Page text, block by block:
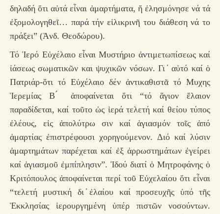
δηλαδή ὅτι αὐτά εἶναι ἁμαρτήματα, ἤ ἐλησμόνησε νά τά
ἐξομολογηθεῖ… παρά τήν εἰλικρινῆ του διάθεση νά το
πράξει” (Ἀνδ. Θεοδώρου).
Τό Ἱερό Εὐχέλαιο εἶναι Μυστήριο ἀντιμετωπίσεως καί
ἰάσεως σωματικῶν και ψυχικῶν νόσων. Γι ̓ αὐτό καί ὁ
Πατριάρ-ὅτι τό Εὐχέλαιο δέν ἀντικαθιστᾶ τό Μυχης
Ἱερεμίας Β ́ ἀποφαίνεται ὅτι “τό ἅγιον ἔλαιον
παραδίδεται, καί τοῦτο ὡς ἱερά τελετή καί θείου τύπος
ἐλέους, εἰς ἀπολύτρω σιν καί ἁγιασμόν τοῖς ἀπό
ἁμαρτίας ἐπιστρέφουσι χορηγούμενον. Διό καί λύσιν
ἁμαρτημάτων παρέχεται καί ἐξ ἀρρωστημάτων ἐγείρει
καί ἁγιασμοῦ ἐμπίπλησιν”. Ἰδού διατί ὁ Μητροφάνης ὁ
Κριτόπουλος ἀποφαίνεται περί τοῦ Εὐχελαίου ὅτι εἶναι
“τελετή μυστική δι ̓ἐλαίου καί προσευχῆς ὑπό τῆς
Ἐκκλησίας ἱερουργημένη ὑπέρ πιστῶν νοσούντων.